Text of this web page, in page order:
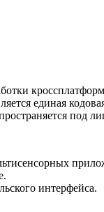
единая
интерфейса.